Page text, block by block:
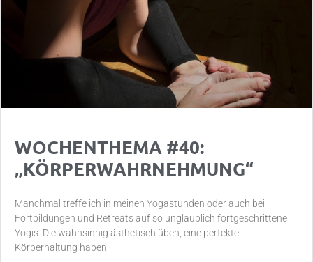
WOCHENTHEMA #40:
„KÖRPERWAHRNEHMUNG“
Manchmal treffe ich in meinen Yogastunden oder auch bei
Fortbildungen und Retreats auf so unglaublich fortgeschrittene
Yogis. Die wahnsinnig ästhetisch üben, eine perfekte
Körperhaltung haben